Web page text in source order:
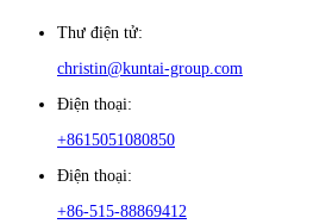
Thư điện tử:
christin@kuntai-group.com
Điện thoại:
+8615051080850
Điện thoại:
+86-515-88869412